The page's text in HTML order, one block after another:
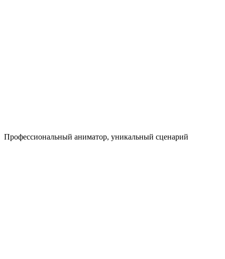
Профессио­нальный аниматор, уникальный сценарий